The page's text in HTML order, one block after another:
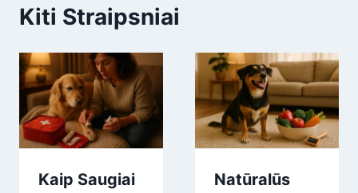
Kiti Straipsniai
Kaip Saugiai
Natūralūs